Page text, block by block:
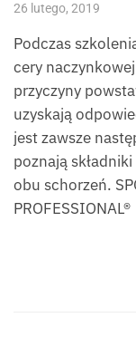
26 lutego, 2019
Podczas
cery
przyczyny
uzyskają
jest zawsze
poznają
obu schorzeń.
PROFESSIONAL®